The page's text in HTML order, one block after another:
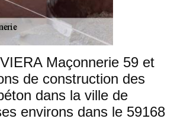
Maçonnerie 59 et
de construction des
dans la ville de
environs dans le 59168